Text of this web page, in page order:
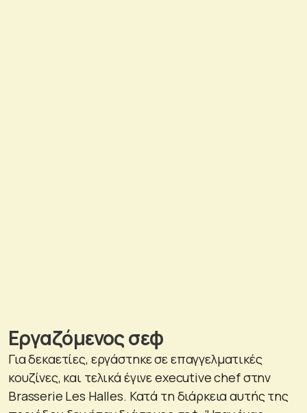
Εργαζόμενος σεφ
Για δεκαετίες, εργάστηκε σε επαγγελματικές
κουζίνες, και τελικά έγινε executive chef στην
Brasserie Les Halles. Κατά τη διάρκεια αυτής της